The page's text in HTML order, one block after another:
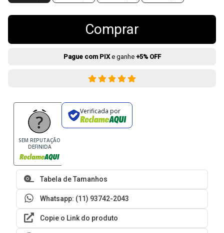
Comprar
Pague com PIXe ganhe +5% OFF
SEM REPUTAÇÃO
DEFINIDA
Verificada por
Tabela de Tamanhos
Whatsapp: (11) 93742-2043
Copie o Link do produto